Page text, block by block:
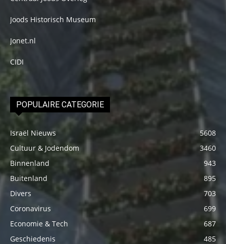
Joods Historisch Museum
Jonet.nl
CIDI
POPULAIRE CATEGORIE
Israël Nieuws
5608
Cultuur & Jodendom
3460
Binnenland
943
Buitenland
895
Divers
703
Coronavirus
699
Economie & Tech
687
Geschiedenis
485